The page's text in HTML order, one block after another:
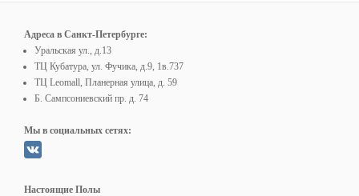
Адреса в Санкт-Петербурге:
Уральская ул., д.13
ТЦ Кубатура, ул. Фучика, д.9, 1в.737
ТЦ Leomall, Планерная улица, д. 59
Б. Сампсониевский пр. д. 74
Мы в социальных сетях:
Настоящие Полы